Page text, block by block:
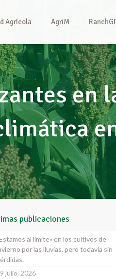
Agrícola AgriM
en
publicaciones
al límite» en los cultivos de
por las lluvias, pero todavía sin
julio, 2026